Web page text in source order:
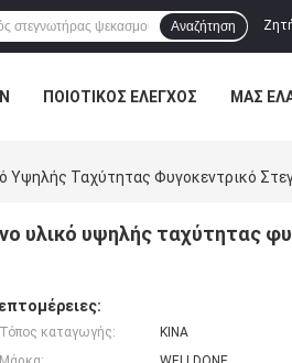
Αναζήτηση
ΠΟΙΟΤΙΚΌΣ ΈΛΕΓΧΟΣ ΜΑΣ
Υψηλής Ταχύτητας Φυγοκεντρικό
υλικό υψηλής ταχύτητας
Τόπος καταγωγής:
ΚΙΝΑ